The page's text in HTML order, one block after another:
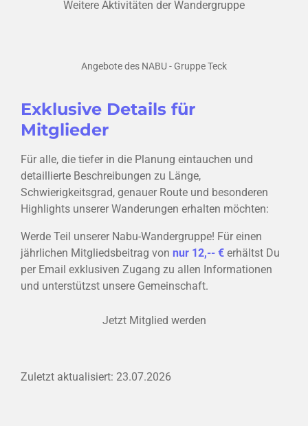
Weitere Aktivitäten der Wandergruppe
Angebote des NABU - Gruppe Teck
Exklusive Details für
Mitglieder
Für alle, die tiefer in die Planung eintauchen und
detaillierte Beschreibungen zu Länge,
Schwierigkeitsgrad, genauer Route und besonderen
Highlights unserer Wanderungen erhalten möchten:
Werde Teil unserer Nabu-Wandergruppe! Für einen
jährlichen Mitgliedsbeitrag von nur 12,-- € erhältst Du
per Email exklusiven Zugang zu allen Informationen
und unterstützst unsere Gemeinschaft.
Jetzt Mitglied werden
Zuletzt aktualisiert: 23.07.2026